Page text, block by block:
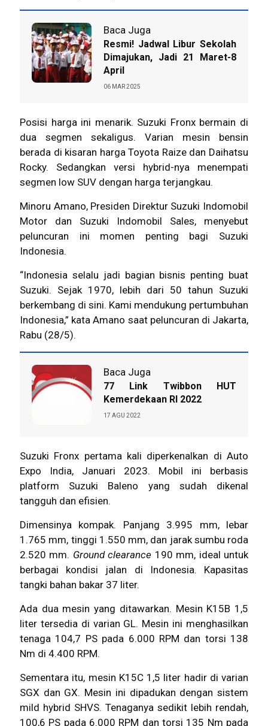
Baca Juga
Resmi! Jadwal Libur Sekolah
Dimajukan, Jadi 21 Maret-8
April
06 MAR 2025
Posisi harga ini menarik. Suzuki Fronxbermain di
dua segmen sekaligus. Varian mesin bensin
berada di kisaran harga Toyota Raize dan Daihatsu
Rocky. Sedangkan versi hybrid-nya menempati
segmen low SUV dengan harga terjangkau.
Minoru Amano, Presiden Direktur Suzuki Indomobil
Motor dan Suzuki Indomobil Sales, menyebut
peluncuran ini momen penting bagi Suzuki
Indonesia.
“Indonesia selalu jadi bagian bisnis penting buat
Suzuki. Sejak 1970, lebih dari 50 tahun Suzuki
berkembang di sini. Kami mendukung pertumbuhan
Indonesia,” kata Amano saat peluncuran di Jakarta,
Rabu (28/5).
Baca Juga
77 Link Twibbon HUT
Kemerdekaan RI 2022
17 AGU 2022
Suzuki Fronx pertama kali diperkenalkan di Auto
Expo India, Januari 2023. Mobil ini berbasis
platform Suzuki Baleno yang sudah dikenal
tangguh dan efisien.
Dimensinya kompak. Panjang 3.995 mm, lebar
1.765 mm, tinggi 1.550 mm, dan jarak sumbu roda
2.520 mm. Ground clearance 190 mm, ideal untuk
berbagai kondisi jalan di Indonesia. Kapasitas
tangki bahan bakar 37 liter.
Ada dua mesin yang ditawarkan. Mesin K15B 1,5
liter tersedia di varian GL. Mesin ini menghasilkan
tenaga 104,7 PS pada 6.000 RPM dan torsi 138
Nm di 4.400 RPM.
Sementara itu, mesin K15C1,5 liter hadir di varian
SGX dan GX. Mesin ini dipadukan dengan sistem
mild hybrid SHVS. Tenaganya sedikit lebih rendah,
100,6 PS pada 6.000 RPM dan torsi 135 Nm pada